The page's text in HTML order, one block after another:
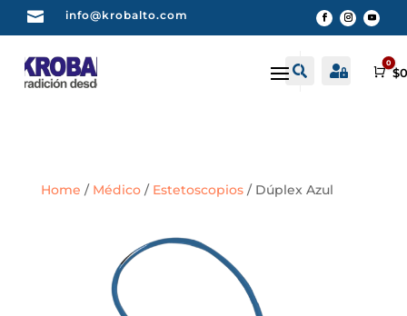
 info@krobalto.com
 Buscar
 Cuenta
0
$
Home / Médico/ Estetoscopios/ Dúplex Azul